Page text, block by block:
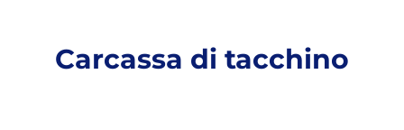
Carcassa di tacchino